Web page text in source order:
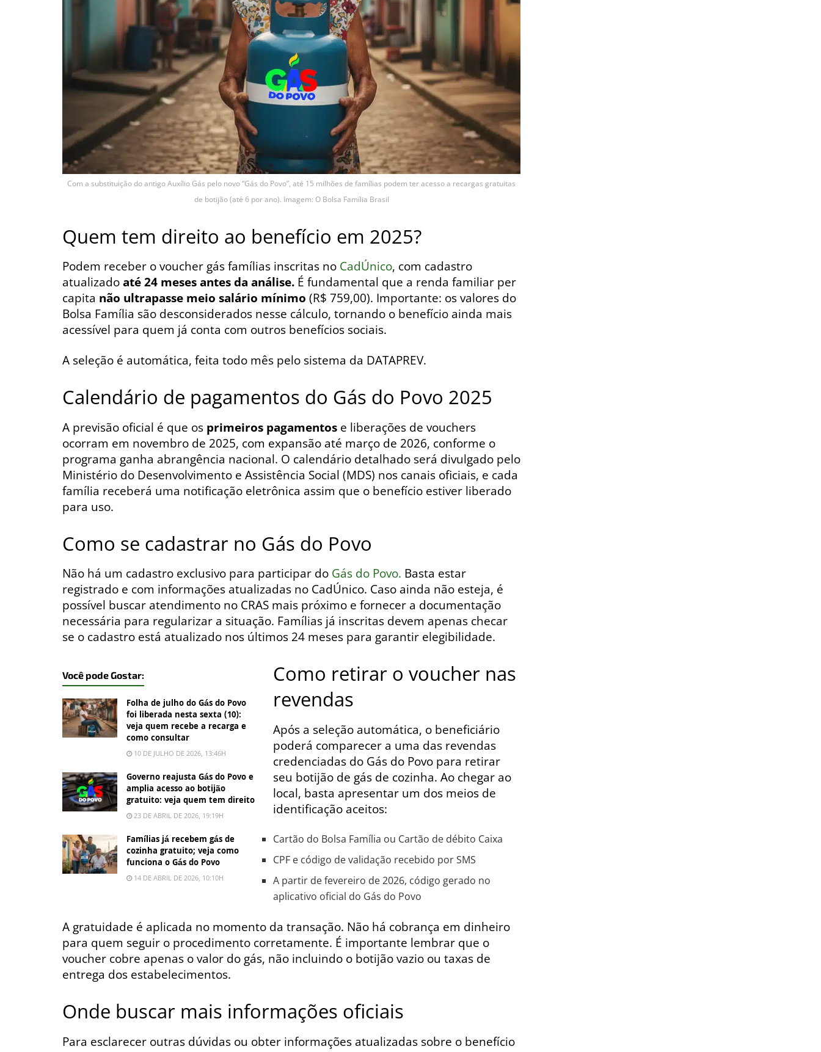
Com a substituição do antigo Auxílio Gás pelo novo “Gás do Povo”, até 15 milhões de famílias podem ter acesso a recargas gratuitas
de botijão (até 6 por ano). Imagem: O Bolsa Família Brasil
Quem tem direito ao benefício em 2025?
Podem receber o voucher gás famílias inscritas no CadÚnico, com cadastro
atualizadoaté 24 meses antes da análise. É fundamental que a renda familiar per
capita não ultrapasse meio salário mínimo (R$ 759,00). Importante: os valores do
Bolsa Família são desconsiderados nesse cálculo, tornando o benefício ainda mais
acessível para quem já conta com outros benefícios sociais.
A seleção é automática, feita todo mês pelo sistema da DATAPREV.
Calendário de pagamentos do Gás do Povo 2025
A previsão oficial é que os primeiros pagamentos e liberações de vouchers
ocorram em novembro de 2025, com expansão até março de 2026, conforme o
programa ganha abrangência nacional. O calendário detalhado será divulgado pelo
Ministério do Desenvolvimento e Assistência Social (MDS) nos canais oficiais, e cada
família receberá uma notificação eletrônica assim que o benefício estiver liberado
para uso.
Como se cadastrar no Gás do Povo
Não há um cadastro exclusivo para participar do Gás do Povo. Basta estar
registrado e com informações atualizadas no CadÚnico. Caso ainda não esteja, é
possível buscar atendimento no CRAS mais próximo e fornecer a documentação
necessária para regularizar a situação. Famílias já inscritas devem apenas checar
se o cadastro está atualizado nos últimos 24 meses para garantir elegibilidade.
Você pode Gostar:
Folha de julho do Gás do Povo
foi liberada nesta sexta (10):
veja quem recebe a recarga e
como consultar
10 DE JULHO DE 2026, 13:46H
Governo reajusta Gás do Povo e
amplia acesso ao botijão
gratuito: veja quem tem direito
23 DE ABRIL DE 2026, 19:19H
Famílias já recebem gás de
cozinha gratuito; veja como
funciona o Gás do Povo
14 DE ABRIL DE 2026, 10:10H
Como retirar o voucher nas
revendas
Após a seleção automática, o beneficiário
poderá comparecer a uma das revendas
credenciadas do Gás do Povo para retirar
seu botijão de gás de cozinha. Ao chegar ao
local, basta apresentar um dos meios de
identificação aceitos:
Cartão do Bolsa Família ou Cartão de débito Caixa
CPF e código de validação recebido por SMS
A partir de fevereiro de 2026, código gerado no
aplicativo oficial do Gás do Povo
A gratuidade é aplicada no momento da transação. Não há cobrança em dinheiro
para quem seguir o procedimento corretamente. É importante lembrar que o
voucher cobre apenas o valor do gás, não incluindo o botijão vazio ou taxas de
entrega dos estabelecimentos.
Onde buscar mais informações oficiais
Para esclarecer outras dúvidas ou obter informações atualizadas sobre o benefício